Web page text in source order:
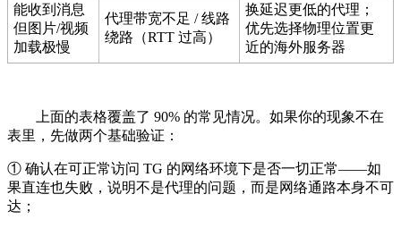
能收到消息
但图片/视频
加载极慢
代理带宽不足 / 线路
绕路（RTT 过高）
换延迟更低的代理；
优先选择物理位置更
近的海外服务器
上面的表格覆盖了 90% 的常见情况。如果你的现象不在
表里，先做两个基础验证：
① 确认在可正常访问 TG 的网络环境下是否一切正常——如
果直连也失败，说明不是代理的问题，而是网络通路本身不可
达；